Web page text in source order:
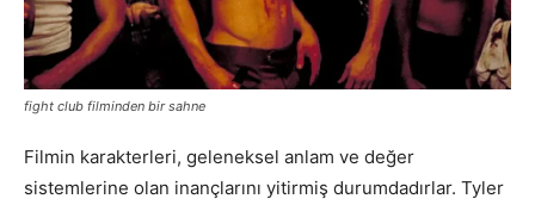
fight club filminden bir sahne
Filmin karakterleri, geleneksel anlam ve değer
sistemlerine olan inançlarını yitirmiş durumdadırlar. Tyler